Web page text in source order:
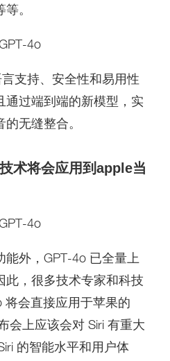
。
支持、安全性和易用性
通过端到端的新模型，实
无缝整合。
术将会应用到apple当
能外，GPT-4o 已全量上
此，很多技术专家和科技
将会直接应用于苹果的
会上应该会对 Siri 有重大
的智能水平和用户体